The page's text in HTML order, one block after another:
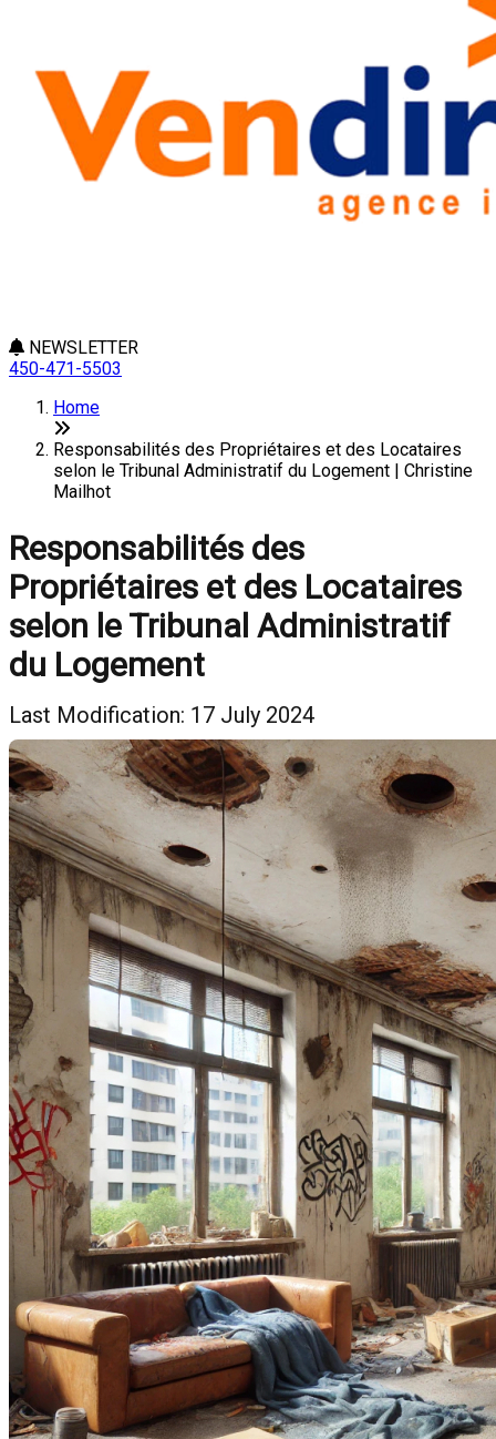
NEWSLETTER
450-471-5503
Home
Responsabilités des Propriétaires et des Locataires
selon le Tribunal Administratif du Logement | Christine
Mailhot
Responsabilités des
Propriétaires et des Locataires
selon le Tribunal Administratif
du Logement
Last Modification: 17 July 2024